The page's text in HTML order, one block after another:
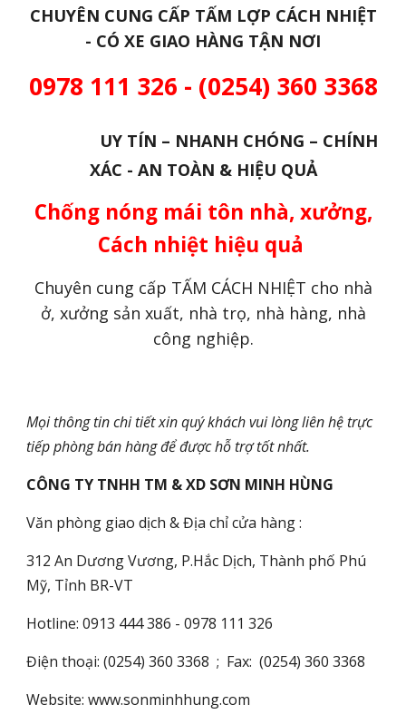
CHUYÊN CUNG CẤP TẤM LỢP CÁCH NHIỆT
- CÓ XE GIAO HÀNG TẬN NƠI
0978 111 326 - (0254) 360 3368
UY TÍN – NHANH CHÓNG – CHÍNH
XÁC - AN TOÀN & HIỆU QUẢ
Chống nóng mái tôn nhà, xưởng,
Cách nhiệt hiệu quả
Chuyên cung cấp TẤM CÁCH NHIỆT cho nhà
ở, xưởng sản xuất, nhà trọ, nhà hàng, nhà
công nghiệp.
Mọi thông tin chi tiết xin quý khách vui lòng liên hệ trực
tiếp phòng bán hàng để được hỗ trợ tốt nhất.
CÔNG TY TNHH TM & XD SƠN MINH HÙNG
Văn phòng giao dịch & Địa chỉ cửa hàng :
312 An Dương Vương, P.Hắc Dịch, Thành phố Phú
Mỹ, Tỉnh BR-VT
Hotline: 0913 444 386 - 0978 111 326
Điện thoại: (0254) 360 3368 ; Fax: (0254) 360 3368
Website:www.sonminhhung.com